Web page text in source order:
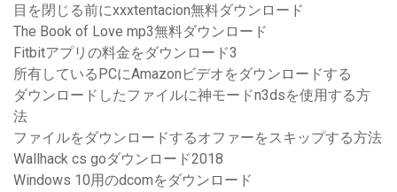
目を閉じる前にxxxtentacion無料ダウンロード
The Book of Love mp3無料ダウンロード
Fitbitアプリの料金をダウンロード3
所有しているPCにAmazonビデオをダウンロードする
ダウンロードしたファイルに神モードn3dsを使用する方
法
ファイルをダウンロードするオファーをスキップする方法
Wallhack cs goダウンロード2018
Windows 10用のdcomをダウンロード